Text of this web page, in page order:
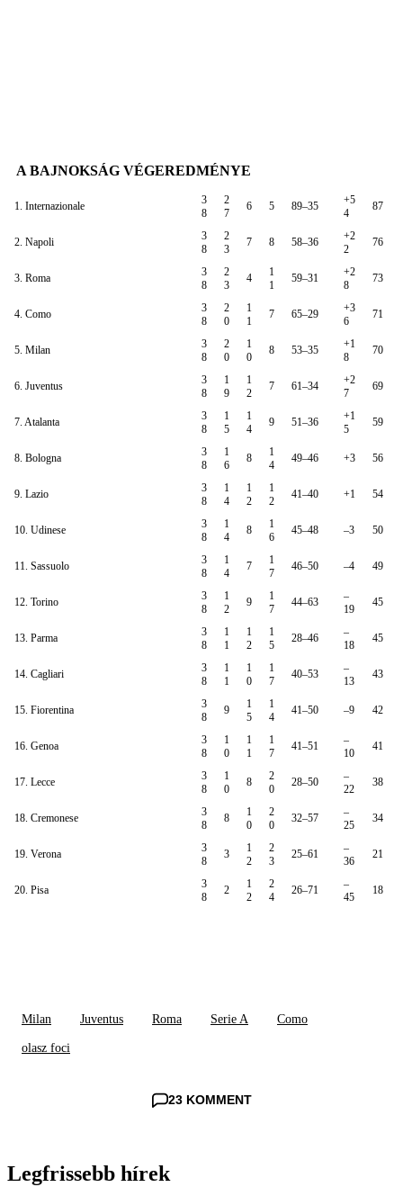
1. Internazionale
3
8
2
7
6 5 89–35
+5
4
87
2. Napoli
3
8
2
3
7 8 58–36
+2
2
76
3. Roma
3
8
2
3
4
1
1
59–31
+2
8
73
4. Como
3
8
2
0
1
1
7 65–29
+3
6
71
5. Milan
3
8
2
0
1
0
8 53–35
+1
8
70
6. Juventus
3
8
1
9
1
2
7 61–34
+2
7
69
7. Atalanta
3
8
1
5
1
4
9 51–36
+1
5
59
8. Bologna
3
8
1
6
8
1
4
49–46 +3 56
9. Lazio
3
8
1
4
1
2
1
2
41–40 +1 54
10. Udinese
3
8
1
4
8
1
6
45–48 –3 50
11. Sassuolo
3
8
1
4
7
1
7
46–50 –4 49
12. Torino
3
8
1
2
9
1
7
44–63
–
19
45
13. Parma
3
8
1
1
1
2
1
5
28–46
–
18
45
14. Cagliari
3
8
1
1
1
0
1
7
40–53
–
13
43
15. Fiorentina
3
8
9
1
5
1
4
41–50 –9 42
16. Genoa
3
8
1
0
1
1
1
7
41–51
–
10
41
17. Lecce
3
8
1
0
8
2
0
28–50
–
22
38
18. Cremonese
3
8
8
1
0
2
0
32–57
–
25
34
19. Verona
3
8
3
1
2
2
3
25–61
–
36
21
20. Pisa
3
8
2
1
2
2
4
26–71
–
45
18
A BAJNOKSÁG VÉGEREDMÉNYE
Milan Juventus Roma Serie A Como
olasz foci
23 KOMMENT
Legfrissebb hírek